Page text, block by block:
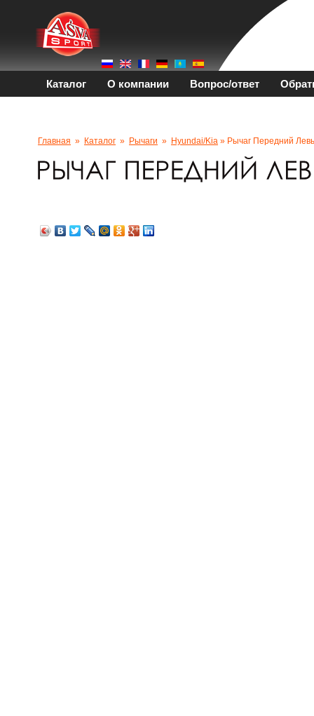
Каталог О компании Вопрос/ответ
Главная » Каталог » Рычаги » Hyundai/kia » Рычаг Передний